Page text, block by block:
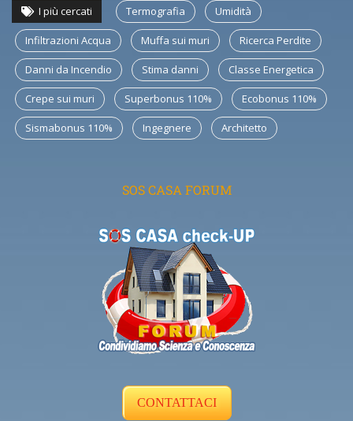
I più cercati Termografia Umidità
Infiltrazioni Acqua Muffa sui muri Ricerca Perdite
Danni da Incendio Stima danni Classe Energetica
Crepe sui muri Superbonus 110% Ecobonus 110%
Sismabonus 110% Ingegnere Architetto
SOS CASA FORUM
CONTATTACI